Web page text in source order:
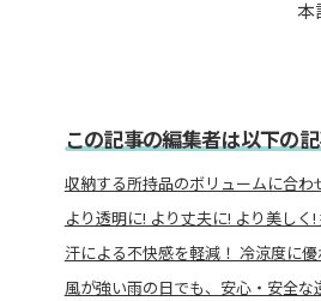
本
この記事の編集者は以下の
収納する所持品のボリュームに合わ
より透明に! より丈夫に! より美し
汗による不快感を軽減！ 冷涼度に
風が強い雨の日でも、安心・安全な